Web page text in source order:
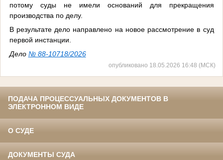
потому суды не имели оснований для прекращения
производства по делу.
В результате дело направлено на новое рассмотрение в суд
первой инстанции.
Дело № 88-10718/2026
опубликовано 18.05.2026 16:48 (МСК)
ПОДАЧА ПРОЦЕССУАЛЬНЫХ ДОКУМЕНТОВ В
ЭЛЕКТРОННОМ ВИДЕ
О СУДЕ
ДОКУМЕНТЫ СУДА